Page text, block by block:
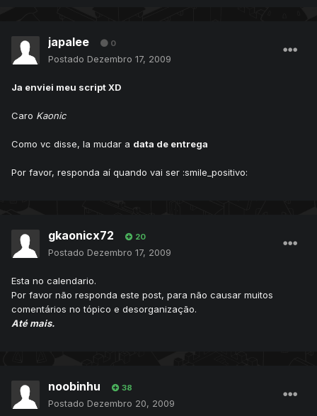
japalee 0
Postado Dezembro 17, 2009
Ja enviei meu script XD
Caro Kaonic
Como vc disse, Ia mudar a data de entrega
Por favor, responda aí quando vai ser :smile_positivo:
gkaonicx72 20
Postado Dezembro 17, 2009
Esta no calendario.
Por favor não responda este post, para não causar muitos
comentários no tópico e desorganização.
Até mais.
noobinhu 38
Postado Dezembro 20, 2009